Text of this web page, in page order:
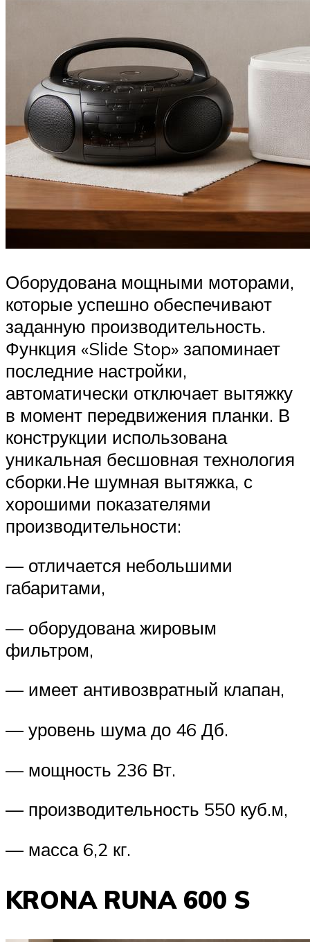
Оборудована мощными моторами,
которые успешно обеспечивают
заданную производительность.
Функция «Slide Stop» запоминает
последние настройки,
автоматически отключает вытяжку
в момент передвижения планки. В
конструкции использована
уникальная бесшовная технология
сборки.Не шумная вытяжка, с
хорошими показателями
производительности:
— отличается небольшими
габаритами,
— оборудована жировым
фильтром,
— имеет антивозвратный клапан,
— уровень шума до 46 Дб.
— мощность 236 Вт.
— производительность 550 куб.м,
— масса 6,2 кг.
KRONA RUNA 600 S